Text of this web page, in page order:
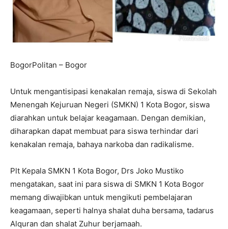
BogorPolitan – Bogor
Untuk mengantisipasi kenakalan remaja, siswa di Sekolah
Menengah Kejuruan Negeri (SMKN) 1 Kota Bogor, siswa
diarahkan untuk belajar keagamaan. Dengan demikian,
diharapkan dapat membuat para siswa terhindar dari
kenakalan remaja, bahaya narkoba dan radikalisme.
Plt Kepala SMKN 1 Kota Bogor, Drs Joko Mustiko
mengatakan, saat ini para siswa di SMKN 1 Kota Bogor
memang diwajibkan untuk mengikuti pembelajaran
keagamaan, seperti halnya shalat duha bersama, tadarus
Alquran dan shalat Zuhur berjamaah.